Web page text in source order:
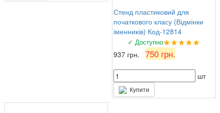
Стенд пластиковий для
початкового класу (Відмінки
іменників) Код-12814
✓ Доступно★★★★★
937 грн. 750 грн.
шт
Купити